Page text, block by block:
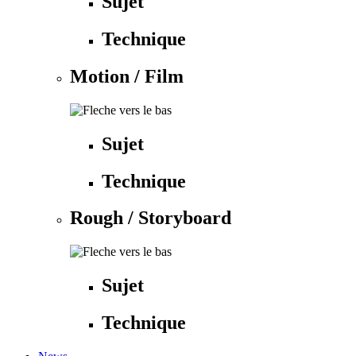
Technique
Motion / Film
Sujet
Technique
Rough / Storyboard
Sujet
Technique